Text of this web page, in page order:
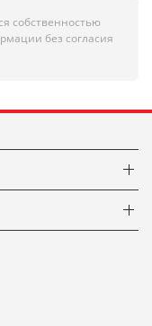
собственностью
без согласия